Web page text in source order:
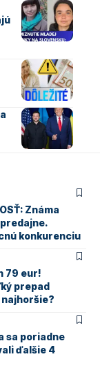
Známa
konkurenciu
79 eur!
prepad
sa poriadne
ďalšie 4